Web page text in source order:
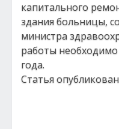
капитального
здания больницы,
министра
работы
года.
Статья